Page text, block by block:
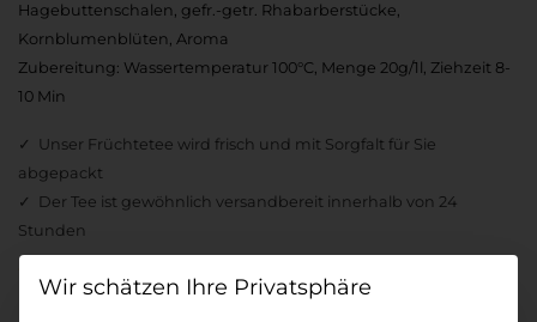
Hagebuttenschalen, gefr.-getr. Rhabarberstücke,
Kornblumenblüten, Aroma
Zubereitung: Wassertemperatur 100°C, Menge 20g/1l, Ziehzeit 8-
10 Min
Unser Früchtetee wird frisch und mit Sorgfalt für Sie
abgepackt
Der Tee ist gewöhnlich versandbereit innerhalb von 24
Stunden
Datenschutz-Präferenz